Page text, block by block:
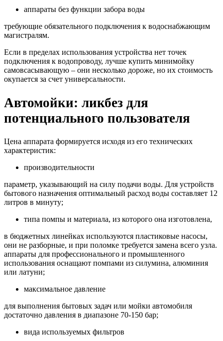
аппараты без функции забора воды
требующие обязательного подключения к водоснабжающим
магистралям.
Если в пределах использования устройства нет точек
подключения к водопроводу, лучше купить минимойку
самовсасывающую – они несколько дороже, но их стоимость
окупается за счет универсальности.
Автомойки: ликбез для
потенциального пользователя
Цена аппарата формируется исходя из его технических
характеристик:
производительности
параметр, указывающий на силу подачи воды. Для устройств
бытового назначения оптимальный расход воды составляет 12
литров в минуту;
типа помпы и материала, из которого она изготовлена,
в бюджетных линейках используются пластиковые насосы,
они не разборные, и при поломке требуется замена всего узла.
аппараты для профессионального и промышленного
использования оснащают помпами из силумина, алюминия
или латуни;
максимальное давление
для выполнения бытовых задач или мойки автомобиля
достаточно давления в диапазоне 70-150 бар;
вида используемых фильтров